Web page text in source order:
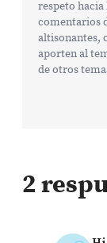
respeto hacia
comentarios
altisonantes,
aporten al
de otros
2